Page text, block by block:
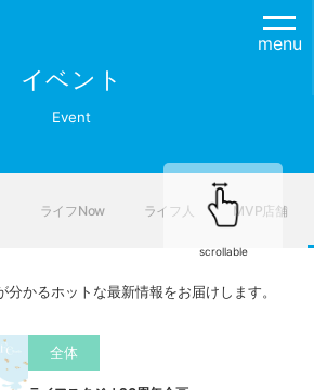
menu
イベント
Event
ライフNow ライフ人 MVP店舗
分かるホットな最新情報をお届けします。
全体